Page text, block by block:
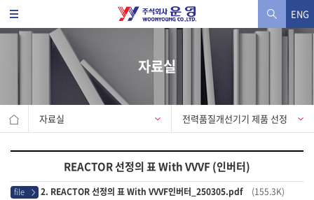
ENG
자료실
자료실 전력품질개선기기 제품 선정
REACTOR 선정의 표 With VVVF (인버터)
file > 2. REACTOR 선정의 표 With VVVF인버터_250305.pdf
(155.3K)